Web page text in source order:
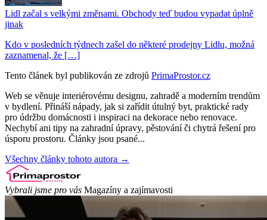
Lidl začal s velkými změnami. Obchody teď budou vypadat úplně
jinak
Kdo v posledních týdnech zašel do některé prodejny Lidlu, možná
zaznamenal, že […]
Tento článek byl publikován ze zdrojů PrimaProstor.cz
Web se věnuje interiérovému designu, zahradě a moderním trendům
v bydlení. Přináší nápady, jak si zařídit útulný byt, praktické rady
pro údržbu domácnosti i inspiraci na dekorace nebo renovace.
Nechybí ani tipy na zahradní úpravy, pěstování či chytrá řešení pro
úsporu prostoru. Články jsou psané...
Všechny články tohoto autora →
Vybrali jsme pro vás Magazíny a zajímavosti